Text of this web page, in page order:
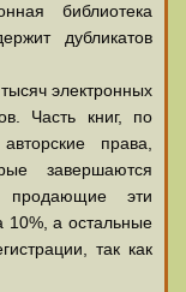
библиотека
дубликатов
электронных
Часть книг, по
права,
завершаются
продающие эти
10%, а остальные
так как